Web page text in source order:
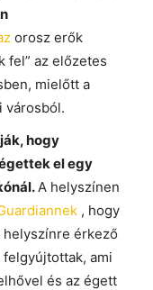
orosz erők
fel” az előzetes
mielőtt a
városból.
hogy
el egy
A helyszínen
, hogy
érkező
ami
és az égett